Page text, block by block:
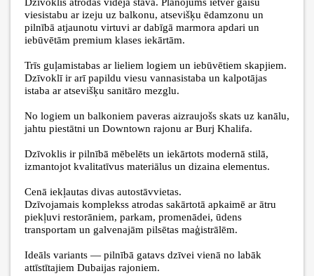
viesistabu ar izeju uz balkonu, atsevišķu ēdamzonu un
pilnībā atjaunotu virtuvi ar dabīgā marmora apdari un
iebūvētām premium klases iekārtām.
Trīs guļamistabas ar lieliem logiem un iebūvētiem skapjiem.
Dzīvoklī ir arī papildu viesu vannasistaba un kalpotājas
istaba ar atsevišķu sanitāro mezglu.
No logiem un balkoniem paveras aizraujošs skats uz kanālu,
jahtu piestātni un Downtown rajonu ar Burj Khalifa.
Dzīvoklis ir pilnībā mēbelēts un iekārtots modernā stilā,
izmantojot kvalitatīvus materiālus un dizaina elementus.
Cenā iekļautas divas autostāvvietas.
Dzīvojamais komplekss atrodas sakārtotā apkaimē ar ātru
piekļuvi restorāniem, parkam, promenādei, ūdens
transportam un galvenajām pilsētas maģistrālēm.
Ideāls variants — pilnībā gatavs dzīvei vienā no labāk
attīstītajiem Dubaijas rajoniem.